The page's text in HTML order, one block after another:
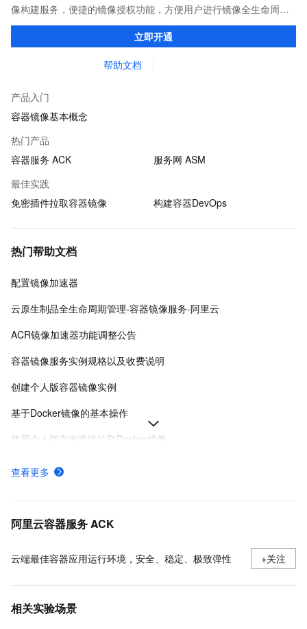
像构建服务，便捷的镜像授权功能，方便用户进行镜像全生命周期
管理。
立即开通
帮助文档
产品入门
容器镜像基本概念
热门产品
容器服务 ACK
服务网 ASM
最佳实践
免密插件拉取容器镜像
构建容器DevOps
热门帮助文档
配置镜像加速器
云原生制品全生命周期管理-容器镜像服务-阿里云
ACR镜像加速器功能调整公告
容器镜像服务实例规格以及收费说明
创建个人版容器镜像实例
基于Docker镜像的基本操作
使用个人版实例推送拉取Docker镜像
为Docker、containerd等客户端配置访问凭证
容器镜像服务ACR企业版实例计费相关信息
查看更多
阿里云容器服务 ACK
云端最佳容器应用运行环境，安全、稳定、极致弹性 +关注
相关实验场景